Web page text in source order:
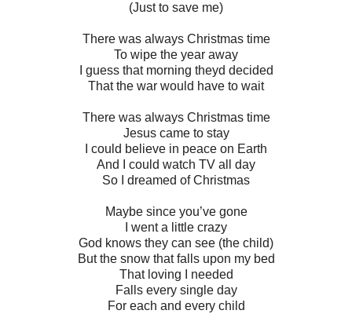
(Just to save me)
There was always Christmas time
To wipe the year away
I guess that morning theyd decided
That the war would have to wait
There was always Christmas time
Jesus came to stay
I could believe in peace on Earth
And I could watch TV all day
So I dreamed of Christmas
Maybe since you’ve gone
I went a little crazy
God knows they can see (the child)
But the snow that falls upon my bed
That loving I needed
Falls every single day
For each and every child